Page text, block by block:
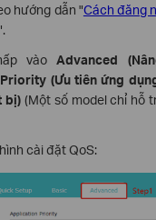
hướng dẫn "Cách đăng
vàoAdvanced
(Ưu tiên ứng
bị) (Một số model chỉ hỗ
cài đặt QoS: